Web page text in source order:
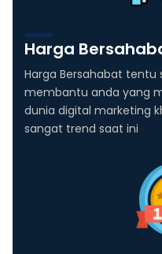
Harga
Harga Bersahabat tentu
membantu anda yang
dunia digital marketing
sangat trend saat ini